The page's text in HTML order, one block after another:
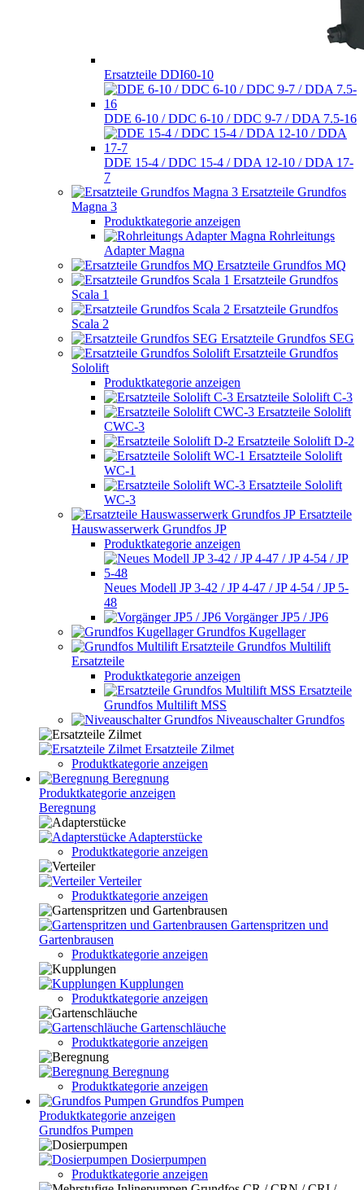
Ersatzteile DDI60-10
DDE 6-10 / DDC 6-10 / DDC 9-7 / DDA 7.5-16
DDE 15-4 / DDC 15-4 / DDA 12-10 / DDA 17-
7
Ersatzteile Grundfos
Magna 3
Produktkategorie anzeigen
Rohrleitungs
Adapter Magna
Ersatzteile Grundfos MQ
Ersatzteile Grundfos
Scala 1
Ersatzteile Grundfos
Scala 2
Ersatzteile Grundfos SEG
Ersatzteile Grundfos
Sololift
Produktkategorie anzeigen
Ersatzteile Sololift C-3
Ersatzteile Sololift
CWC-3
Ersatzteile Sololift D-2
Ersatzteile Sololift
WC-1
Ersatzteile Sololift
WC-3
Ersatzteile
Hauswasserwerk Grundfos JP
Produktkategorie anzeigen
Neues Modell JP 3-42 / JP 4-47 / JP 4-54 / JP 5-
48
Vorgänger JP5 / JP6
Grundfos Kugellager
Grundfos Multilift
Ersatzteile
Produktkategorie anzeigen
Ersatzteile
Grundfos Multilift MSS
Niveauschalter Grundfos
Ersatzteile Zilmet
Produktkategorie anzeigen
Beregnung
Produktkategorie anzeigen
Beregnung
Adapterstücke
Produktkategorie anzeigen
Verteiler
Produktkategorie anzeigen
Gartenspritzen und
Gartenbrausen
Produktkategorie anzeigen
Kupplungen
Produktkategorie anzeigen
Gartenschläuche
Produktkategorie anzeigen
Beregnung
Produktkategorie anzeigen
Grundfos Pumpen
Produktkategorie anzeigen
Grundfos Pumpen
Dosierpumpen
Produktkategorie anzeigen